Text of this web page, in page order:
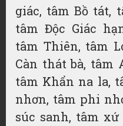
giác, tâmBồ tát,
tâm Độc Giác
tâm Thiên, tâm
Càn thát bà, tâm
tâm Khẩn na la,
nhơn, tâm phi
súc sanh, tâm